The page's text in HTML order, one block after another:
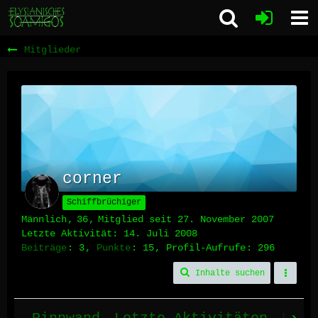
Mitglieder
corner
Schiffbrüchiger
Männlich 36
Mitglied seit 27. November 2007
Letzte Aktivität: 14. Juli 2008
Beiträge
3 Punkte 15 Profil-Aufrufe 296
Inhalte suchen